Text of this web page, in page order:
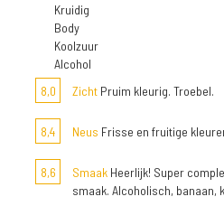
Kruidig
Body
Koolzuur
Alcohol
8,0
Zicht Pruim kleurig. Troebel.
8,4 Neus Frisse en fruitige
8,6 Smaak Heerlijk! Super
smaak. Alcoholisch, banaan,